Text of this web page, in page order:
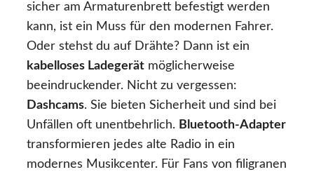
sicher am Armaturenbrett befestigt werden
kann, ist ein Muss für den modernen Fahrer.
Oder stehst du auf Drähte? Dann ist ein
kabelloses Ladegerät möglicherweise
beeindruckender. Nicht zu vergessen:
Dashcams. Sie bieten Sicherheit und sind bei
Unfällen oft unentbehrlich. Bluetooth-Adapter
transformieren jedes alte Radio in ein
modernes Musikcenter. Für Fans von filigranen